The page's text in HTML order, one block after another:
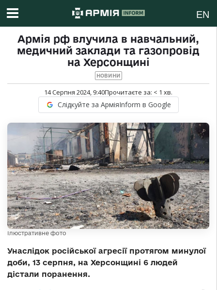
EN
Армія рф влучила в навчальний,
медичний заклади та газопровід
на Херсонщині
НОВИНИ
14 Серпня 2024, 9:40Прочитаєте за: < 1 хв.
Слідкуйте за АрміяInform в Google
Ілюстративне фото
Унаслідок російської агресії протягом минулої
доби, 13 серпня, на Херсонщині 6 людей
дістали поранення.